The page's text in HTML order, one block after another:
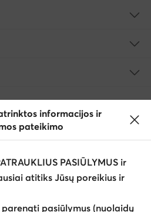
informacijos ir
pateikimo
PASIŪLYMUS ir
atitiks Jūsų poreikius ir
pasiūlymus (nuolaidų